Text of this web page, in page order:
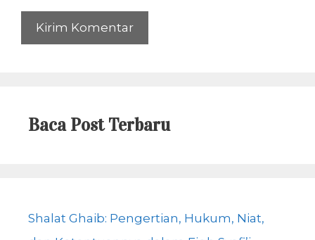
Baca Post Terbaru
Shalat Ghaib: Pengertian, Hukum, Niat,